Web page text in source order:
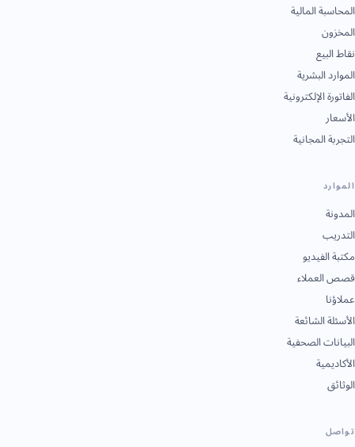
المالية
البيع
البشرية
الإلكترونية
المجانية
الفيديو
العملاء
الشائعة
الصحفية